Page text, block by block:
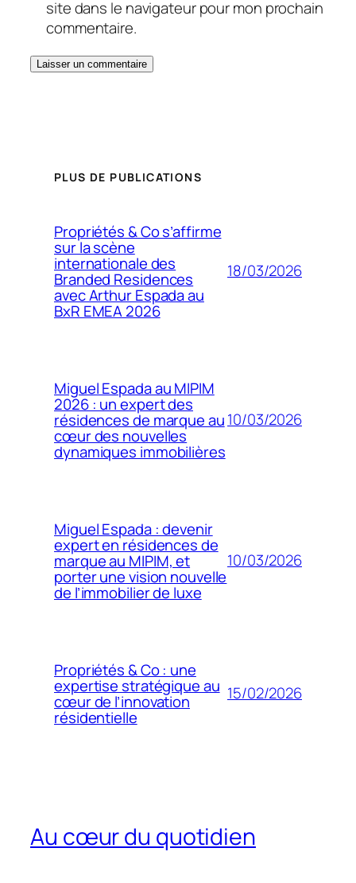
site dans le navigateur pour mon prochain
commentaire.
PLUS DE PUBLICATIONS
Propriétés & Co s’affirme
sur la scène
internationale des
Branded Residences
avec Arthur Espada au
BxR EMEA 2026
18/03/2026
Miguel Espada au MIPIM
2026 : un expert des
résidences de marque au
cœur des nouvelles
dynamiques immobilières
10/03/2026
Miguel Espada : devenir
expert en résidences de
marque au MIPIM, et
porter une vision nouvelle
de l’immobilier de luxe
10/03/2026
Propriétés & Co : une
expertise stratégique au
cœur de l’innovation
résidentielle
15/02/2026
Au cœur du quotidien